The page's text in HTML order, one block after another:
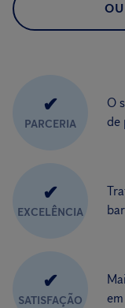
✔
PARCERIA
O
de
✔
EXCELÊNCIA
✔
SATISFAÇÃO